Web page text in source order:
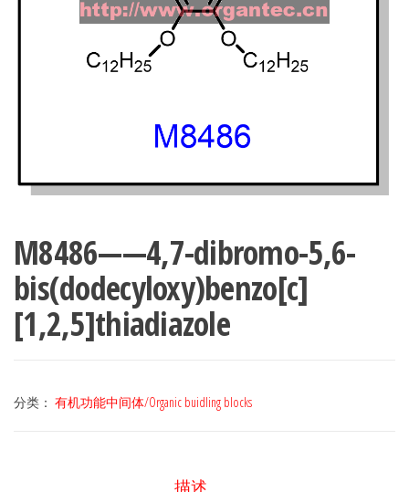
M8486——4,7-dibromo-5,6-
bis(dodecyloxy)benzo[c]
[1,2,5]thiadiazole
分类： 有机功能中间体/Organic buidling blocks
描述